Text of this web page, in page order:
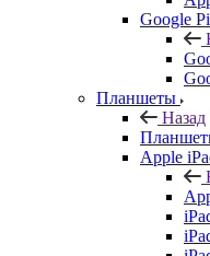
Google
Планшеты
Назад
Apple